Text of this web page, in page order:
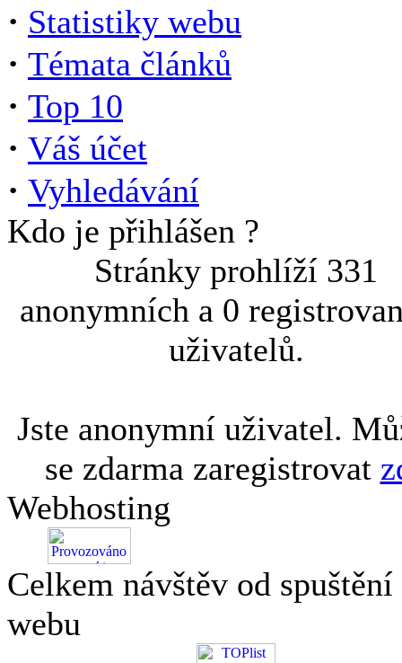
· Statistiky webu
· Témata článků
· Top 10
· Váš účet
· Vyhledávání
Kdo je přihlášen ?
Stránky prohlíží 331
anonymních a 0
uživatelů.
Jste anonymní uživatel.
se zdarma zaregistrovat
Webhosting
Celkem návštěv od spuštění
webu